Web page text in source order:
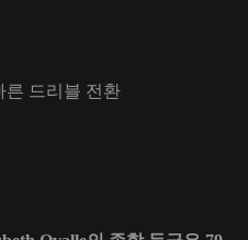
른 드리블 전환